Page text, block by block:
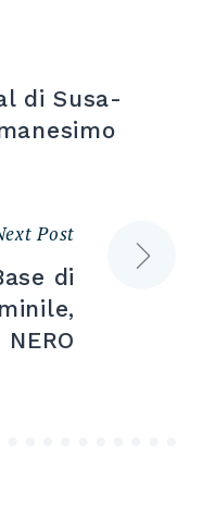
di Susa-
Post
di
NERO